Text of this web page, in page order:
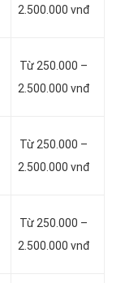
2.500.000 vnđ
Từ 250.000 –
2.500.000 vnđ
Từ 250.000 –
2.500.000 vnđ
Từ 250.000 –
2.500.000 vnđ